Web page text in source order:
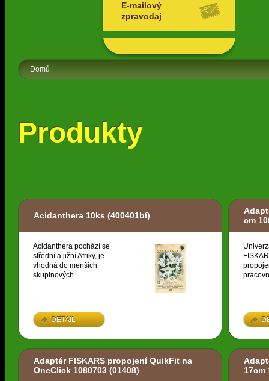
E-mailový
zpravodaj
Domů
Produkty
Acidanthera 10ks (400401bí)
Acidanthera pochází se
střední a jižní Afriky, je
vhodná do menších
skupinových...
DETAIL
cm
Adaptér FISKARS propojení QuikFit na
OneClick 1080703 (01408)
17cm